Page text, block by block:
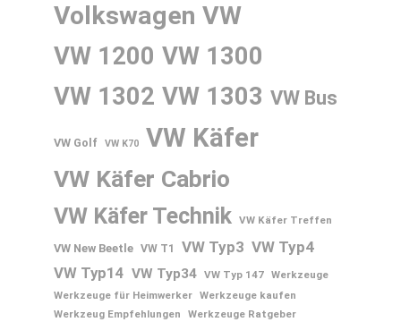
Volkswagen VW
VW 1200 VW 1300
VW 1302 VW 1303 VW Bus
VW Golf VW K70 VW Käfer
VW Käfer Cabrio
VW Käfer Technik VW Käfer Treffen
VW New Beetle VW T1 VW Typ3 VW Typ4
VW Typ14 VW Typ34 VW Typ 147 Werkzeuge
Werkzeuge für Heimwerker Werkzeuge kaufen
Werkzeug Empfehlungen
Werkzeuge Ratgeber